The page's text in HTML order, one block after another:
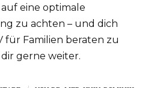
eine optimale
zu achten – und dich
für Familien beraten zu
dir gerne weiter.